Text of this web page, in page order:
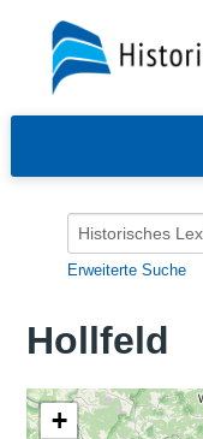
Erweiterte Suche
Hollfeld
+